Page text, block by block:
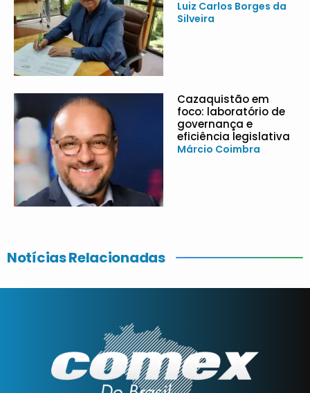
Luiz Carlos Borges da
Silveira
Cazaquistão em
foco: laboratório de
governança e
eficiência legislativa
Márcio Coimbra
Notícias Relacionadas